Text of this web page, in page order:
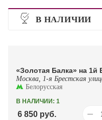
В НАЛИЧИИ
«Золотая Балка» на 1й
Москва, 1-я Брестская
Белорусская
В НАЛИЧИИ: 1
6 850 руб.